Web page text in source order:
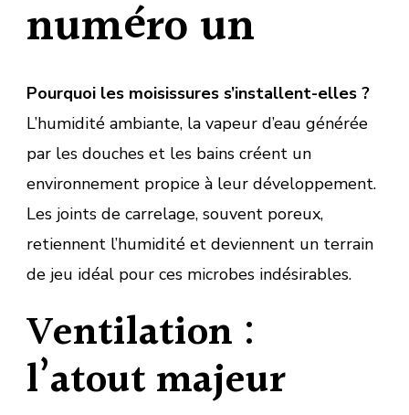
numéro un
Pourquoi les moisissures s’installent-elles ?
L’humidité ambiante, la vapeur d’eau générée
par les douches et les bains créent un
environnement propice à leur développement.
Les joints de carrelage, souvent poreux,
retiennent l’humidité et deviennent un terrain
de jeu idéal pour ces microbes indésirables.
Ventilation :
l’atout majeur